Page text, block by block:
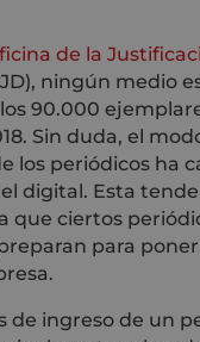
de la
ningún medio
90.000
Sin duda, el
los periódicos ha
digital. Esta
que ciertos
para
de ingreso de un